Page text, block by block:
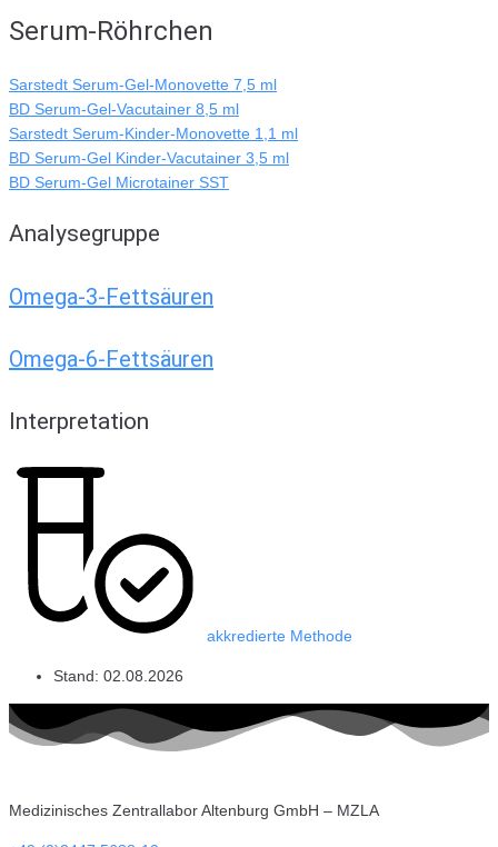
Serum-Röhrchen
Sarstedt Serum-Gel-Monovette 7,5 ml
BD Serum-Gel-Vacutainer 8,5 ml
Sarstedt Serum-Kinder-Monovette 1,1 ml
BD Serum-Gel Kinder-Vacutainer 3,5 ml
BD Serum-Gel Microtainer SST
Analysegruppe
Omega-3-Fettsäuren
Omega-6-Fettsäuren
Interpretation
akkredierte Methode
Stand: 02.08.2026
Medizinisches Zentrallabor Altenburg GmbH – MZLA